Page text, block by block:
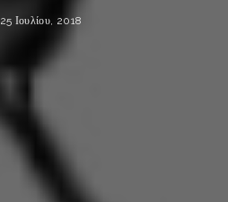
25 Ιουλίου, 2018